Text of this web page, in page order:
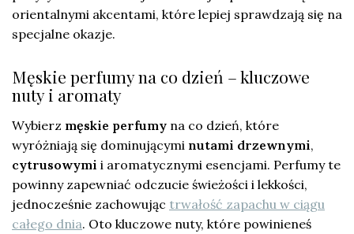
orientalnymi akcentami, które lepiej sprawdzają się na
specjalne okazje.
Męskie perfumy na co dzień – kluczowe
nuty i aromaty
Wybierz męskie perfumy na co dzień, które
wyróżniają się dominującymi nutami drzewnymi,
cytrusowymi i aromatycznymi esencjami. Perfumy te
powinny zapewniać odczucie świeżości i lekkości,
jednocześnie zachowując trwałość zapachu w ciągu
całego dnia. Oto kluczowe nuty, które powinieneś